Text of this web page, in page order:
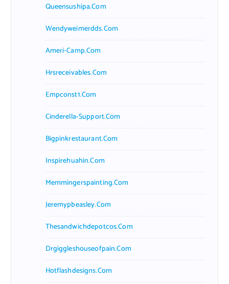
Queensushipa.com
Wendyweimerdds.com
Ameri-Camp.com
Hrsreceivables.com
Empconst1.com
Cinderella-Support.com
Bigpinkrestaurant.com
Inspirehuahin.com
Memmingerspainting.com
Jeremypbeasley.com
Thesandwichdepotcos.com
Drgiggleshouseofpain.com
Hotflashdesigns.com